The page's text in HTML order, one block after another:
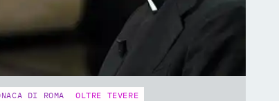
DI ROMA OLTRE TEVERE